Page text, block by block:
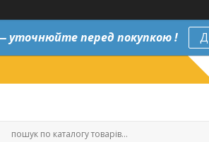
уточнюйте перед покупкою !